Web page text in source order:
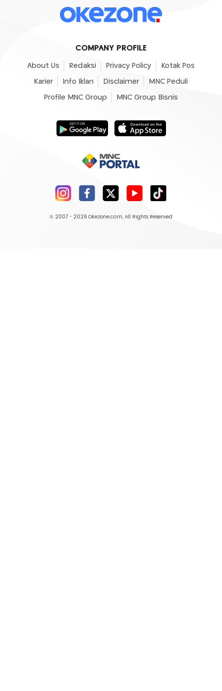
COMPANY PROFILE
About Us Redaksi Privacy Policy Kotak Pos
Karier Info Iklan Disclaimer MNC Peduli
Profile MNC Group MNC Group Bisnis
© 2007 - 2026 Okezone.com, All Rights Reserved